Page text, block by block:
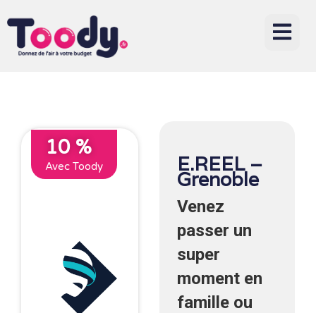
10 %
Avec Toody E.REEL –
Grenoble
Venez
passer un
super
moment en
famille ou